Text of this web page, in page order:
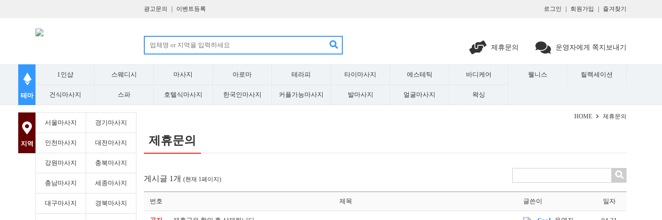
광고문의 이벤트등록 로그인 회원가입 즐겨찾기
제휴문의 운영자에게 쪽지보내기
1인샵 스웨디시 마사지 아로마 테라피 타이마사지 에스테틱 바디케어 웰니스 릴렉세이션
건식마사지 스파 호텔식마사지 한국인마사지 커플가능마사지 발마사지 얼굴마사지 왁싱
테마
지역
서울마사지 경기마사지
인천마사지 대전마사지
강원마사지 충북마사지
충남마사지 세종마사지
대구마사지 경북마사지
HOME 제휴문의
제휴문의
게시글 1개 (현재 1페이지)
번호 제목 글쓴이 일자